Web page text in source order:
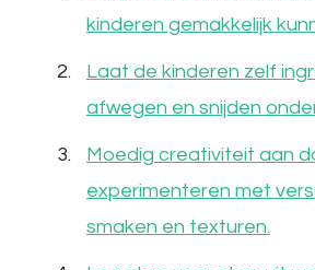
kinderen gemakkelijk
Laat de kinderen zelf
afwegen en snijden
Moedig creativiteit aan
experimenteren met
smaken en texturen.